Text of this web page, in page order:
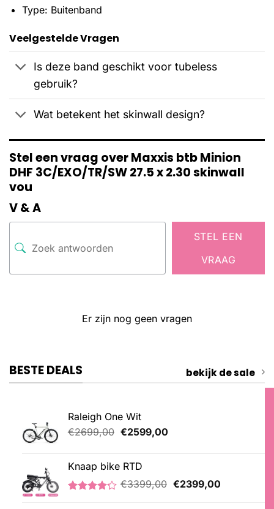
Type: Buitenband
Veelgestelde Vragen
Is deze band geschikt voor tubeless
gebruik?
Wat betekent het skinwall design?
Stel een vraag over Maxxis btb Minion
DHF 3C/EXO/TR/SW 27.5 x 2.30 skinwall
vou
V & A
STEL EEN
VRAAG
Er zijn nog geen vragen
BESTE DEALS bekijk de sale
Raleigh One Wit
€2699,00 Oorspronkelijke
€2699,00.
€2599,00Huidige
Knaap bike RTD
€3399,00 Oorspronkelijke
€2399,00Huidige